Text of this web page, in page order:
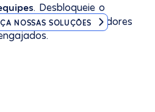
. Desbloqueie o
com colaboradores
NOSSAS SOLUÇÕES